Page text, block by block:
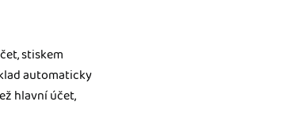
stiskem
automaticky
hlavní účet,